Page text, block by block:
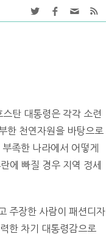
탄 대통령은 각각 소련
한 천연자원을 바탕으로
족한 나라에서 어떻게
에 빠질 경우 지역 정세
주장한 사람이 패션디자
한 차기 대통령감으로